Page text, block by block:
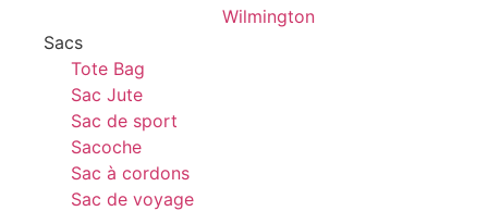
Sacs
Tote Bag
Sac Jute
Sac de sport
Sacoche
Sac à cordons
Sac de voyage